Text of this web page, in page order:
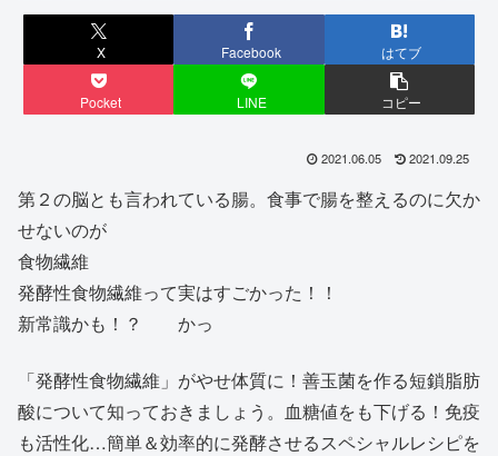
X Facebook はてブ
Pocket LINE コピー
2021.06.05 2021.09.25
第２の脳とも言われている腸。食事で腸を整えるのに欠か
せないのが
食物繊維
発酵性食物繊維って実はすごかった！！
新常識かも！？ かっ
「発酵性食物繊維」がやせ体質に！善玉菌を作る短鎖脂肪
酸について知っておきましょう。血糖値をも下げる！免疫
も活性化…簡単＆効率的に発酵させるスペシャルレシピを